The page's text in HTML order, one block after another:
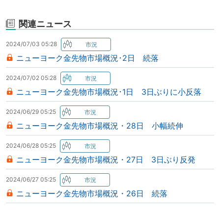
関連ニュース
2024/07/03 05:28
ニューヨーク金先物市場概況･2日 続落
2024/07/02 05:28
ニューヨーク金先物市場概況･1日 3日ぶりに小反落
2024/06/29 05:25
ニューヨーク金先物市場概況・28日 小幅続伸
2024/06/28 05:25
ニューヨーク金先物市場概況・27日 3日ぶり反発
2024/06/27 05:25
ニューヨーク金先物市場概況・26日 続落